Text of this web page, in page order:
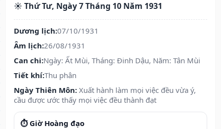
☀️ Thứ Tư, Ngày 7 Tháng 10 Năm 1931
Dương lịch:07/10/1931
Âm lịch:26/08/1931
Can chi:Ngày: Ất Mùi, Tháng: Đinh Dậu, Năm: Tân Mùi
Tiết khí:Thu phân
Ngày Thiên Môn: Xuất hành làm mọi việc đều vừa ý,
cầu được ước thấy mọi việc đều thành đạt
⏱️ Giờ Hoàng đạo